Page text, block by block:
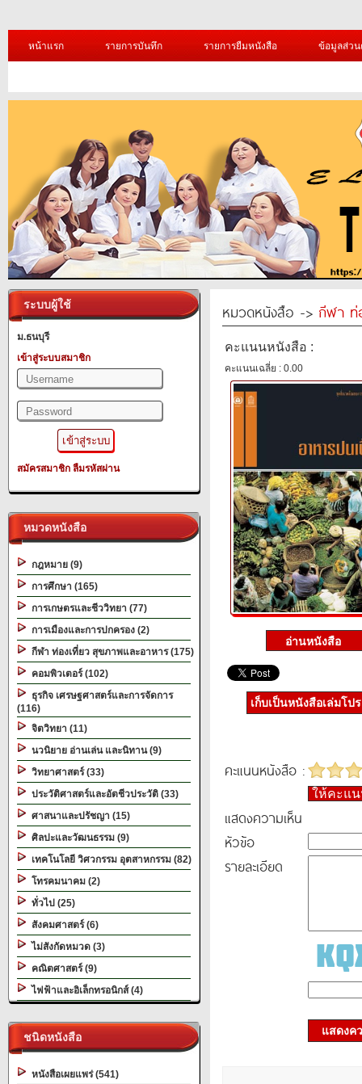
หน้าแรก รายการบันทึก รายการยืมหนังสือ ข้อมูลส่ว
ระบบผู้ใช้
ม.ธนบุรี
เข้าสู่ระบบสมาชิก
สมัครสมาชิก ลืมรหัสผ่าน
หมวดหนังสือ
กฎหมาย (9)
การศึกษา (165)
การเกษตรและชีววิทยา (77)
การเมืองและการปกครอง (2)
กีฬา ท่องเที่ยว สุขภาพและอาหาร (175)
คอมพิวเตอร์ (102)
ธุรกิจ เศรษฐศาสตร์และการจัดการ
(116)
จิตวิทยา (11)
นวนิยาย อ่านเล่น และนิทาน (9)
วิทยาศาสตร์ (33)
ประวัติศาสตร์และอัตชีวประวัติ (33)
ศาสนาและปรัชญา (15)
ศิลปะและวัฒนธรรม (9)
เทคโนโลยี วิศวกรรม อุตสาหกรรม (82)
โทรคมนาคม (2)
ทั่วไป (25)
สังคมศาสตร์ (6)
ไม่สังกัดหมวด (3)
คณิตศาสตร์ (9)
ไฟฟ้าและอิเล็กทรอนิกส์ (4)
ชนิดหนังสือ
หนังสือเผยแพร่ (541)
หมวดหนังสือ -> กีฬา ท่
คะแนนหนังสือ :
คะแนนเฉลี่ย : 0.00
เก็บเป็นหนังสือเล่มโป
คะแนนหนังสือ :
ให้คะแ
แสดงความเห็น
หัวข้อ
รายละเอียด
แสดงค